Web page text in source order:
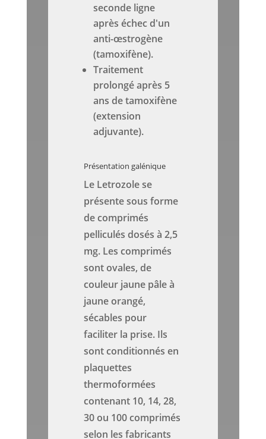
seconde ligne
après échec d'un
anti-œstrogène
(tamoxifène).
Traitement
prolongé après 5
ans de tamoxifène
(extension
adjuvante).
Présentation galénique
Le Letrozole se
présente sous forme
de comprimés
pelliculés dosés à 2,5
mg. Les comprimés
sont ovales, de
couleur jaune pâle à
jaune orangé,
sécables pour
faciliter la prise. Ils
sont conditionnés en
plaquettes
thermoformées
contenant 10, 14, 28,
30 ou 100 comprimés
selon les fabricants